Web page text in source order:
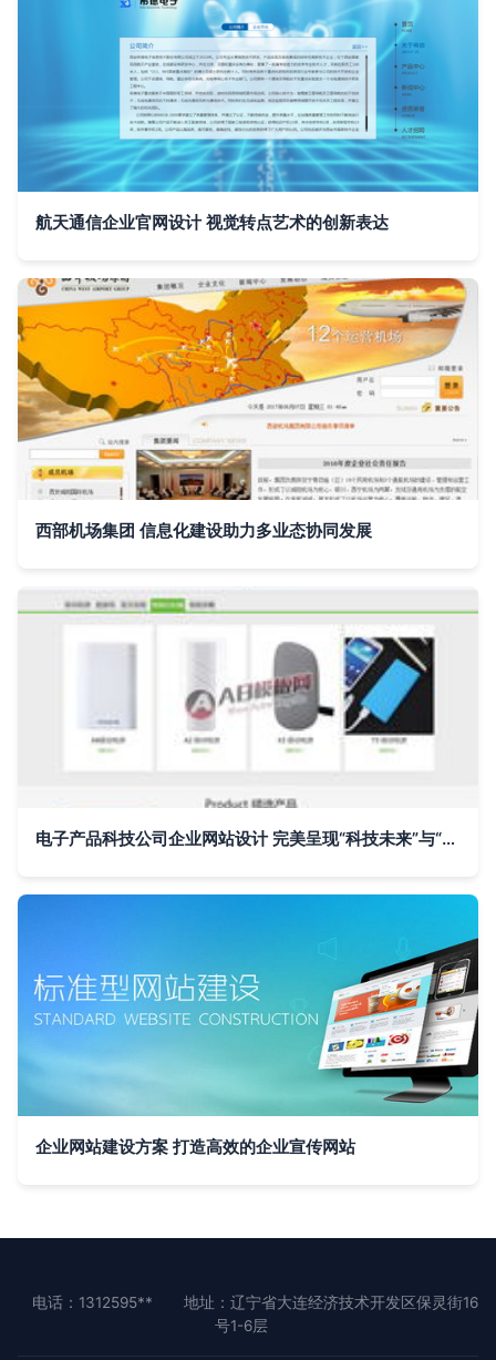
航天通信企业官网设计 视觉转点艺术的创新表达
西部机场集团 信息化建设助力多业态协同发展
电子产品科技公司企业网站设计 完美呈现“科技未来”与“专业力量”
企业网站建设方案 打造高效的企业宣传网站
电话：1312595**
地址：辽宁省大连经济技术开发区保灵街16
号1-6层